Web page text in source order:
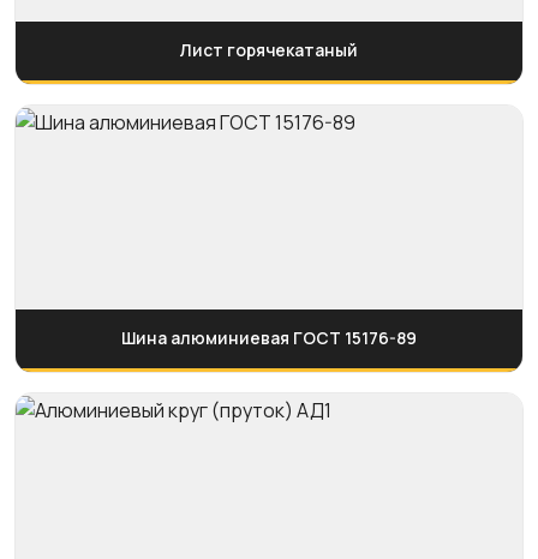
Лист горячекатаный
Шина алюминиевая ГОСТ 15176-89